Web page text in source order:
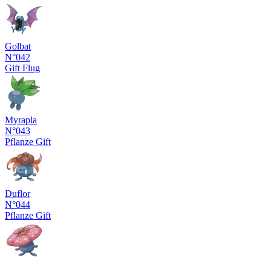
Golbat
N°042
Gift Flug
Myrapla
N°043
Pflanze Gift
Duflor
N°044
Pflanze Gift